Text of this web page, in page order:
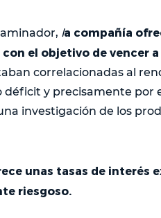
la compañía
el objetivo de vencer
correlacionadas al
déficit y precisamente por
investigación de los
unas tasas de interés
riesgoso.